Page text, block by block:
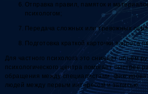
Отправка правил, памяток и
психологом;
Передача сложных или тревожных
Подготовка краткой карточки запроса
Для частного психолога это снижает объём
психологического центра помогает быстрее
обращения между специалистами,
людей между первым интересом и записью.